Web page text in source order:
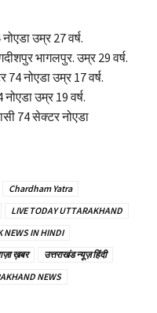
उम्र 27 वर्ष.
भागलपुर. उम्र 29 वर्ष.
नोएडा उम्र 17 वर्ष.
उम्र 19 वर्ष.
74 सेक्टर नोएडा
Chardham Yatra
LIVE TODAY UTTARAKHAND
NEWS IN HINDI
ख़बर
उत्तराखंड न्यूज़ हिंदी
NEWS